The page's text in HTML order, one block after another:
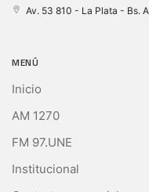
Av. 53 810 - La Plata - Bs.
MENÚ
Inicio
AM 1270
FM 97.UNE
Institucional